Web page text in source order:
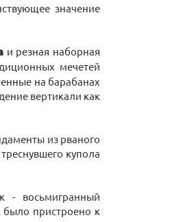
значение
и резная наборная
мечетей
на барабанах
вертикали как
из рваного
купола
- восьмигранный
было пристроено к